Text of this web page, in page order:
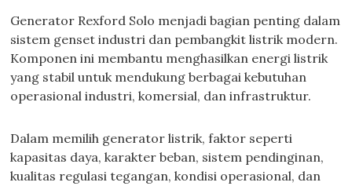
Generator Rexford Solo menjadi bagian penting dalam
sistem genset industri dan pembangkit listrik modern.
Komponen ini membantu menghasilkan energi listrik
yang stabil untuk mendukung berbagai kebutuhan
operasional industri, komersial, dan infrastruktur.
Dalam memilih generator listrik, faktor seperti
kapasitas daya, karakter beban, sistem pendinginan,
kualitas regulasi tegangan, kondisi operasional, dan